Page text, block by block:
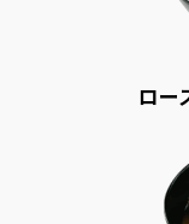
ロー